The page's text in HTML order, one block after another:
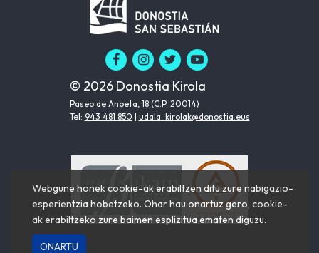
© 2026 Donostia Kirola
Paseo de Anoeta, 18 (C.P. 20014)
Tel: 943 481 850 | udala_kirolak@donostia.eus
Webgune honek cookie-ak erabiltzen ditu zure nabigazio-
esperientzia hobetzeko. Ohar hau onartuz gero, cookie-
ak erabiltzeko zure baimen esplizitua ematen diguzu.
ONARTU